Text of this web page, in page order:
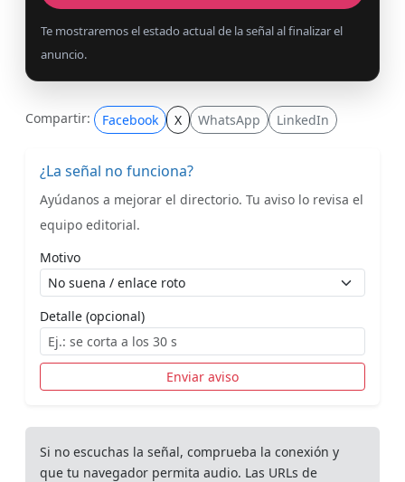
Te mostraremos el estado actual de la señal al finalizar el
anuncio.
Compartir: Facebook X WhatsApp LinkedIn
¿La señal no funciona?
Ayúdanos a mejorar el directorio. Tu aviso lo revisa el
equipo editorial.
Motivo
Detalle (opcional)
Enviar aviso
Si no escuchas la señal, comprueba la conexión y
que tu navegador permita audio. Las URLs de